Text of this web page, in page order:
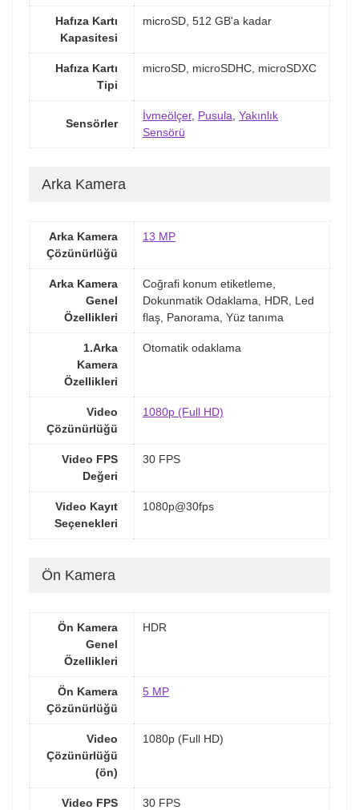
Hafıza Kartı
Kapasitesi
microSD, 512 GB'a kadar
Hafıza Kartı
Tipi
microSD, microSDHC, microSDXC
Sensörler
İvmeölçer, Pusula Yakınlık
Sensörü
Arka Kamera
Arka Kamera
Çözünürlüğü
13 MP
Arka Kamera
Genel
Özellikleri
Coğrafi konum etiketleme,
Dokunmatik Odaklama, HDR, Led
flaş, Panorama, Yüz tanıma
1.Arka
Kamera
Özellikleri
Otomatik odaklama
Video
Çözünürlüğü
1080p (Full HD)
Video FPS
Değeri
30 FPS
Video Kayıt
Seçenekleri
1080p@30fps
Ön Kamera
Ön Kamera
Genel
Özellikleri
HDR
Ön Kamera
Çözünürlüğü
5 MP
Video
Çözünürlüğü
(ön)
1080p (Full HD)
Video FPS
30 FPS